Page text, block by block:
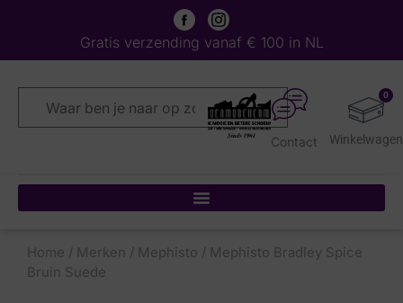
Gratis verzending vanaf € 100 in NL
0
Contact
Home / Merken / Mephisto / Mephisto Bradley Spice
Bruin Suede